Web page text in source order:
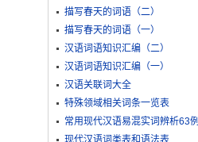
描写春天的词语（二）
描写春天的词语（一）
汉语词语知识汇编（二）
汉语词语知识汇编（一）
汉语关联词大全
特殊领域相关词条一览表
常用现代汉语易混实词辨析63例
现代汉语词类表和语法表